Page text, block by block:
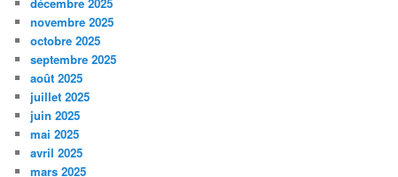
novembre 2025
octobre 2025
septembre 2025
août 2025
juillet 2025
juin 2025
mai 2025
avril 2025
mars 2025